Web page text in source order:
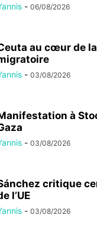
- 06/08/2026
au cœur de
- 03/08/2026
à
- 03/08/2026
critique
l’UE
- 03/08/2026